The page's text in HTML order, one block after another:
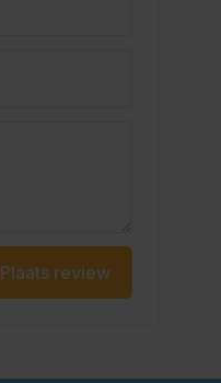
Plaats review